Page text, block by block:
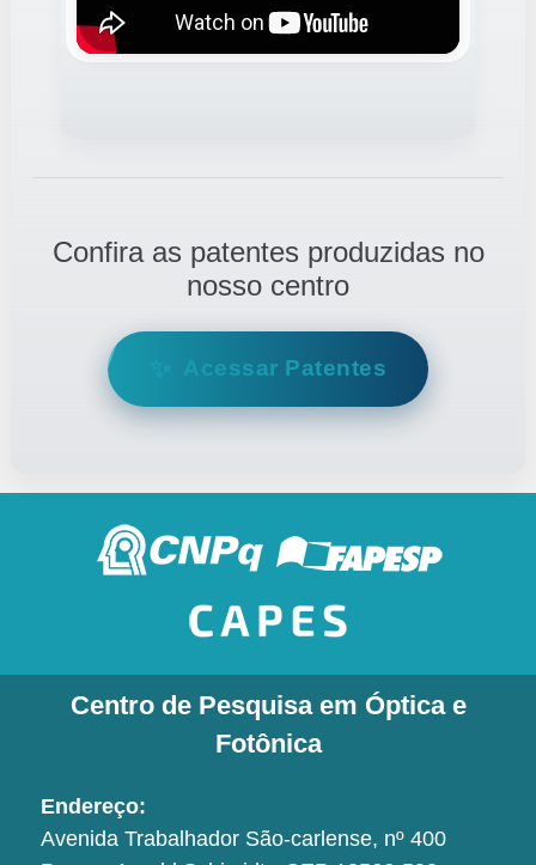
Confira as patentes produzidas no
nosso centro
Acessar Patentes
Centro de Pesquisa em Óptica e
Fotônica
Endereço:
Avenida Trabalhador São-carlense, nº 400